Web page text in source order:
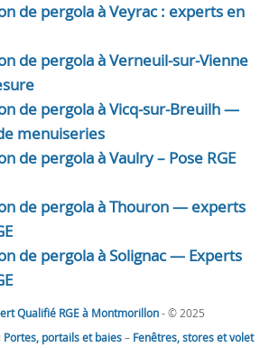
de pergola à Veyrac : experts en
de pergola à Verneuil-sur-Vienne
de pergola à Vicq-sur-Breuilh —
menuiseries
de pergola à Vaulry – Pose RGE
de pergola à Thouron — experts
de pergola à Solignac — Experts
Qualifié RGE à Montmorillon- © 2025
Portes, portails et baies– Fenêtres, stores et volet